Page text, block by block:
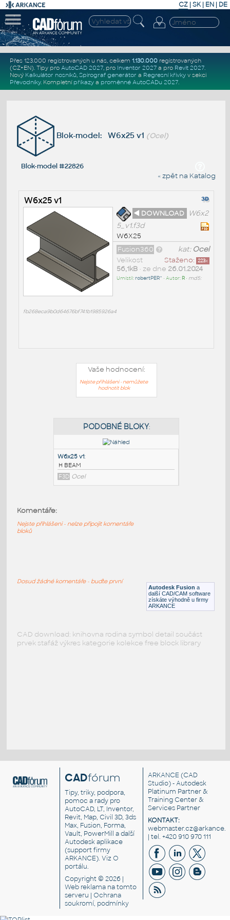
CZ | SK| EN | DE
Přes 123.000 registrovaných u nás, celkem 1.130.000registrovaných
(CZ+EN). Tipy pro AutoCAD 2027, pro Inventor 2027a pro Revit 2027.
Nový Kalkulátor nosníků, Spirograf generátor a Regresní křivkyv sekci
Převodníky. Kompletní příkazya proměnné AutoCADu 2027.
Blok-model: W6x25 v1 (Ocel)
Blok-model #22826
« zpět na Katalog
W6x25 v1
◄ DOWNLOAD
W6x2
5_v1.f3d
W6X25
kat: Ocel
Fusion360
Staženo: 223x
Velikost
56,1kB• ze dne 26.01.2024
Umístil:robertPER^ • Autor: R• md5:
fb268eca9b0d64676bf741b1985926a4
Vaše hodnocení:
Nejste přihlášeni - nemůžete
hodnotit blok
Autodesk Fusion a
další CAD/CAM software
získáte výhodně u firmy
ARKANCE
Komentáře:
Nejste přihlášeni - nelze připojit komentáře
bloků
Dosud žádné komentáře - buďte první
CAD download: knihovna rodina symbol detail součást
prvek stafáž výkres kategorie kolekce free block library
CADfórum
Tipy, triky, podpora,
pomoc a rady pro
AutoCAD, LT, Inventor,
Revit, Map, Civil 3D, 3ds
Max, Fusion, Forma,
Vault, PowerMill a další
Autodesk aplikace
(support firmy
ARKANCE). VizO
portálu.
Copyright © 2026 |
Web reklama na tomto
serveru |Ochrana
soukromí, podmínky
ARKANCE (CAD
Studio) - Autodesk
Platinum Partner &
Training Center &
Services Partner
KONTAKT:
| tel. +420 910 970 111